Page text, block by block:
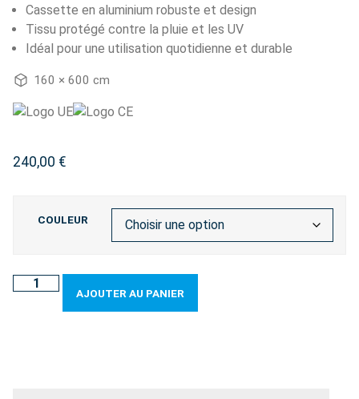
Cassette en aluminium robuste et design
Tissu protégé contre la pluie et les UV
Idéal pour une utilisation quotidienne et durable
160 × 600 cm
240,00 €
COULEUR
AJOUTER AU PANIER